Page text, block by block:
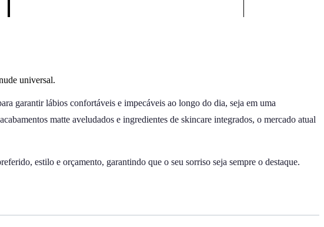
universal.
garantir lábios confortáveis e impecáveis ao longo do dia, seja em uma
matte aveludados e ingredientes de skincare integrados, o mercado atual
estilo e orçamento, garantindo que o seu sorriso seja sempre o destaque.